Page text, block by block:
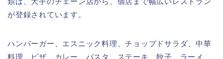
が登録されています。
ハンバーガー、エスニック料理、チョップドサラダ、中華
料理、ピザ、カレー、パスタ、ステーキ、餃子、ラーメ